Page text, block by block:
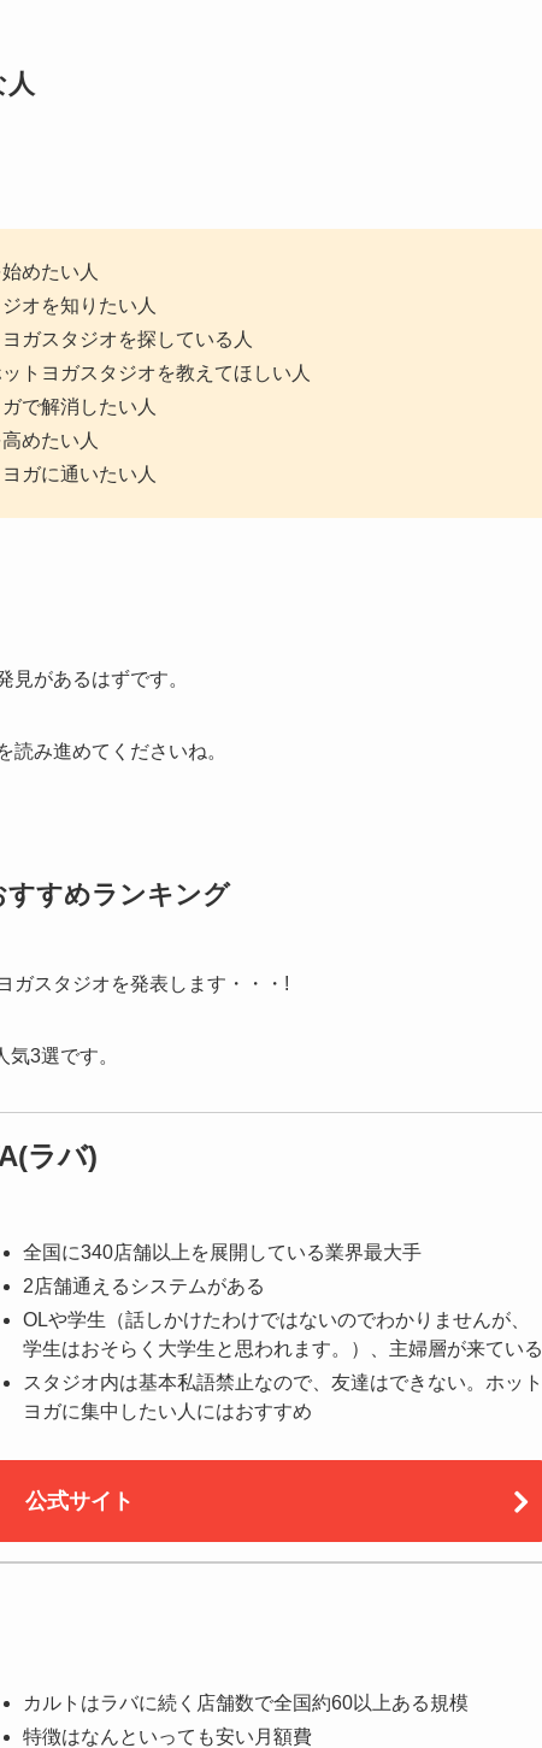
めたい人
オを知りたい人
ガスタジオを探している人
トヨガスタジオを教えてほしい人
で解消したい人
めたい人
ガに通いたい人
見があるはずです。
み進めてくださいね。
すすめランキング
ガスタジオを発表します・・・!
3選です。
ラバ)
全国に340店舗以上を展開している業界最大手
2店舗通えるシステムがある
OLや学生（話しかけたわけではないのでわかりませんが、
学生はおそらく大学生と思われます。）、主婦層が来ている
スタジオ内は基本私語禁止なので、友達はできない。ホット
ヨガに集中したい人にはおすすめ
公式サイト
カルトはラバに続く店舗数で全国約60以上ある規模
特徴はなんといっても安い月額費